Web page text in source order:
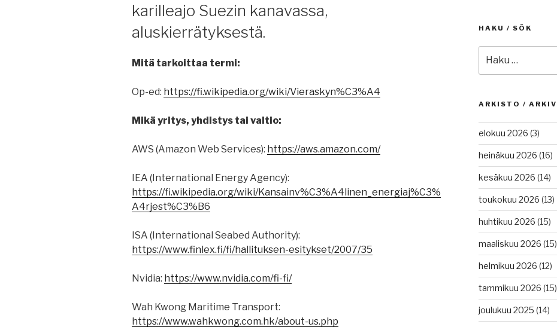
karilleajo Suezin kanavassa,
aluskierrätyksestä.
Mitä tarkoittaa termi:
Op-ed: https://fi.wikipedia.org/wiki/Vieraskyn%C3%A4
Mikä yritys, yhdistys tai valtio:
AWS (Amazon Web Services): https://aws.amazon.com/
IEA (International Energy Agency):
https://fi.wikipedia.org/wiki/Kansainv%C3%A4linen_energiaj%C3%
A4rjest%C3%B6
ISA (International Seabed Authority):
https://www.finlex.fi/fi/hallituksen-esitykset/2007/35
Nvidia: https://www.nvidia.com/fi-fi/
Wah Kwong Maritime Transport:
https://www.wahkwong.com.hk/about-us.php
HAKU / SÖK
ARKISTO / ARKIV
elokuu 2026 (3)
heinäkuu 2026 (16)
kesäkuu 2026 (14)
toukokuu 2026 (13)
huhtikuu 2026 (15)
maaliskuu 2026 (15)
helmikuu 2026 (12)
tammikuu 2026 (15)
joulukuu 2025 (14)